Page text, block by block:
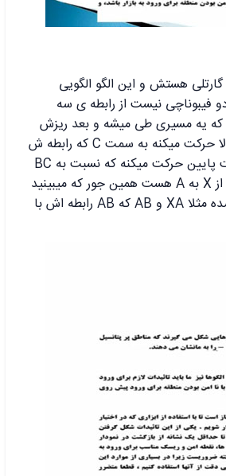
هستش و این الگو الگویی
فیبوناچی نیست از رابطه ی سه
که یه مسیری طی میشه و بعد ریزش
اتفاق میفته تا 61.8 درصد X به A بعد از B به سمت بالا حرکت میکنه به سمت C که رابطه ش
با خط AB از 38.2 تا 88.6 هست و بعد مسیر به سمت پایین حرکت میکنه که نسبت به BC
از 1.27 تا 1.618 هست و نقطه D حدودا در لول 78.6 از X به A هست همین جور که میبینید
توی هر قسمت رابطش با قبلی یا با مورد مورد نظر ذکر شده مثلا XA و AB که AB رابطه اش با